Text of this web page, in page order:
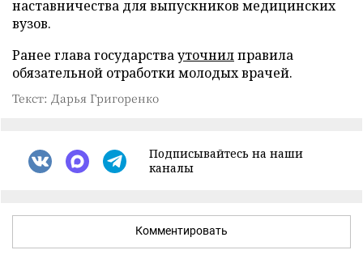
наставничества для выпускников медицинских
вузов.
Ранее глава государствауточнилправила
обязательной отработки молодых врачей.
Текст: Дарья Григоренко
Подписывайтесь на наши
каналы
Комментировать